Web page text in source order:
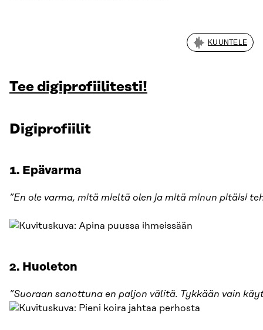
KUUNTELE
Tee digiprofiilitesti!
Digiprofiilit
1. Epävarma
”En ole varma, mitä mieltä olen ja mitä minun pitäisi
2. Huoleton
”Suoraan sanottuna en paljon välitä. Tykkään vain